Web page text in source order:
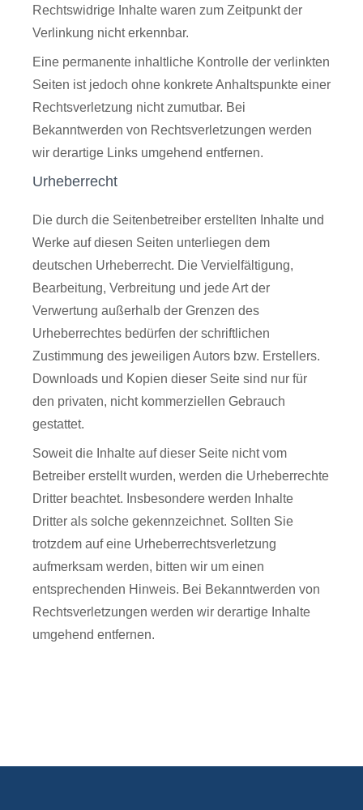
Rechtswidrige Inhalte waren zum Zeitpunkt der
Verlinkung nicht erkennbar.
Eine permanente inhaltliche Kontrolle der verlinkten
Seiten ist jedoch ohne konkrete Anhaltspunkte einer
Rechtsverletzung nicht zumutbar. Bei
Bekanntwerden von Rechtsverletzungen werden
wir derartige Links umgehend entfernen.
Urheberrecht
Die durch die Seitenbetreiber erstellten Inhalte und
Werke auf diesen Seiten unterliegen dem
deutschen Urheberrecht. Die Vervielfältigung,
Bearbeitung, Verbreitung und jede Art der
Verwertung außerhalb der Grenzen des
Urheberrechtes bedürfen der schriftlichen
Zustimmung des jeweiligen Autors bzw. Erstellers.
Downloads und Kopien dieser Seite sind nur für
den privaten, nicht kommerziellen Gebrauch
gestattet.
Soweit die Inhalte auf dieser Seite nicht vom
Betreiber erstellt wurden, werden die Urheberrechte
Dritter beachtet. Insbesondere werden Inhalte
Dritter als solche gekennzeichnet. Sollten Sie
trotzdem auf eine Urheberrechtsverletzung
aufmerksam werden, bitten wir um einen
entsprechenden Hinweis. Bei Bekanntwerden von
Rechtsverletzungen werden wir derartige Inhalte
umgehend entfernen.